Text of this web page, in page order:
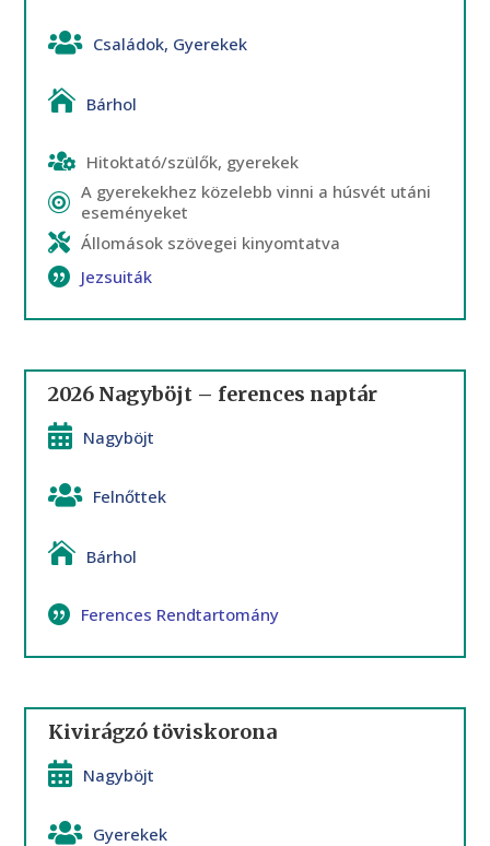
Családok, Gyerekek
Bárhol
Hitoktató/szülők, gyerekek
A gyerekekhez közelebb vinni a húsvét utáni
eseményeket
Állomások szövegei kinyomtatva
Jezsuiták
2026 Nagyböjt – ferences naptár
Nagyböjt
Felnőttek
Bárhol
Ferences Rendtartomány
Kivirágzó töviskorona
Nagyböjt
Gyerekek